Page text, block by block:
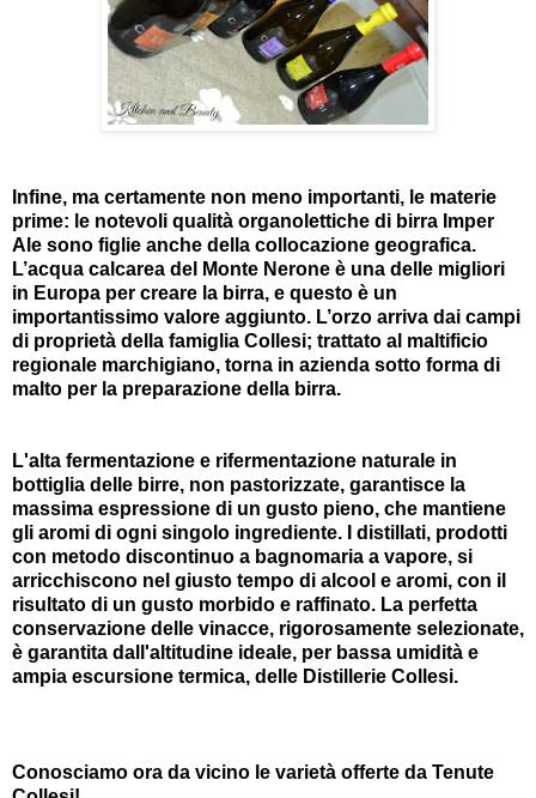
Infine, ma certamente non meno importanti, le materie
prime: le notevoli qualità organolettiche di birra Imper
Ale sono figlie anche della collocazione geografica.
L’acqua calcarea del Monte Nerone è una delle migliori
in Europa per creare la birra, e questo è un
importantissimo valore aggiunto. L’orzo arriva dai campi
di proprietà della famiglia Collesi; trattato al maltificio
regionale marchigiano, torna in azienda sotto forma di
malto per la preparazione della birra.
L'alta fermentazione e rifermentazione naturale in
bottiglia delle birre, non pastorizzate, garantisce la
massima espressione di un gusto pieno, che mantiene
gli aromi di ogni singolo ingrediente. I distillati, prodotti
con metodo discontinuo a bagnomaria a vapore, si
arricchiscono nel giusto tempo di alcool e aromi, con il
risultato di un gusto morbido e raffinato. La perfetta
conservazione delle vinacce, rigorosamente selezionate,
è garantita dall'altitudine ideale, per bassa umidità e
ampia escursione termica, delle Distillerie Collesi.
Conosciamo ora da vicino le varietà offerte da Tenute